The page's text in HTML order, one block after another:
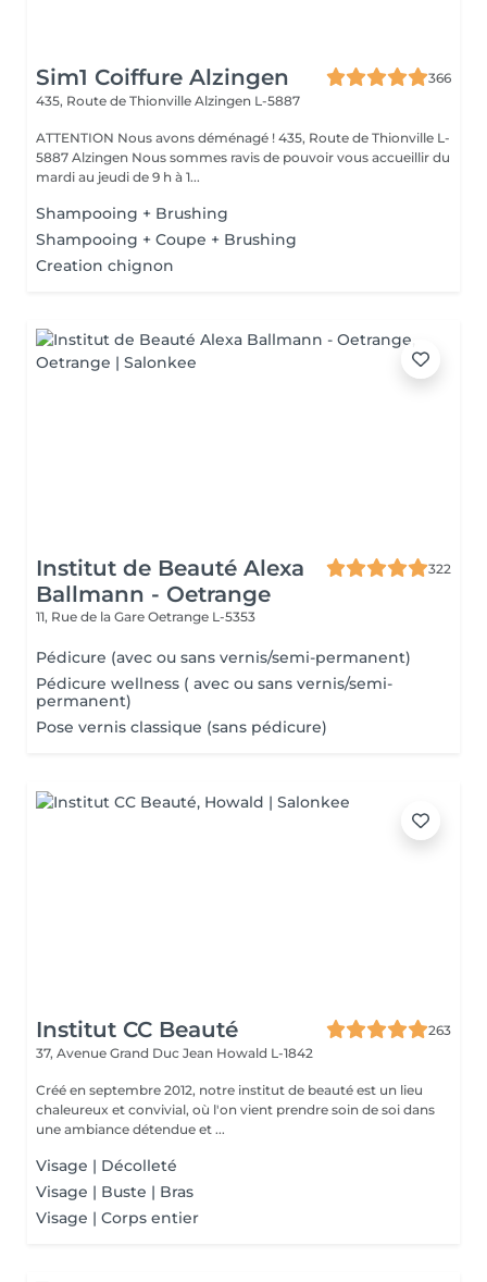
Sim1 Coiffure Alzingen
366
435, Route de Thionville Alzingen L-5887
ATTENTION Nous avons déménagé ! 435, Route de Thionville L-
5887 Alzingen Nous sommes ravis de pouvoir vous accueillir du
mardi au jeudi de 9 h à 1...
Shampooing + Brushing
Shampooing + Coupe + Brushing
Creation chignon
Institut de Beauté Alexa
Ballmann - Oetrange
322
11, Rue de la Gare Oetrange L-5353
Pédicure (avec ou sans vernis/semi-permanent)
Pédicure wellness ( avec ou sans vernis/semi-
permanent)
Pose vernis classique (sans pédicure)
Institut CC Beauté
263
37, Avenue Grand Duc Jean Howald L-1842
Créé en septembre 2012, notre institut de beauté est un lieu
chaleureux et convivial, où l'on vient prendre soin de soi dans
une ambiance détendue et ...
Visage | Décolleté
Visage | Buste | Bras
Visage | Corps entier